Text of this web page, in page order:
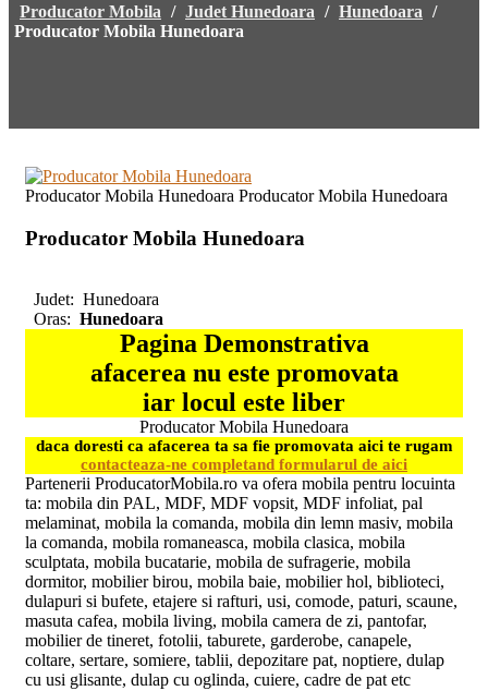
Producator Mobila / Judet Hunedoara / Hunedoara /
Producator Mobila Hunedoara
Producator Mobila Hunedoara Producator Mobila Hunedoara
Producator Mobila Hunedoara
Judet: Hunedoara
Oras: Hunedoara
Pagina Demonstrativa
afacerea nu este promovata
iar locul este liber
Producator Mobila Hunedoara
daca doresti ca afacerea ta sa fie promovata aici te rugam
contacteaza-ne completand formularul de aici
Partenerii ProducatorMobila.ro va ofera mobila pentru locuinta
ta: mobila din PAL, MDF, MDF vopsit, MDF infoliat, pal
melaminat, mobila la comanda, mobila din lemn masiv, mobila
la comanda, mobila romaneasca, mobila clasica, mobila
sculptata, mobila bucatarie, mobila de sufragerie, mobila
dormitor, mobilier birou, mobila baie, mobilier hol, biblioteci,
dulapuri si bufete, etajere si rafturi, usi, comode, paturi, scaune,
masuta cafea, mobila living, mobila camera de zi, pantofar,
mobilier de tineret, fotolii, taburete, garderobe, canapele,
coltare, sertare, somiere, tablii, depozitare pat, noptiere, dulap
cu usi glisante, dulap cu oglinda, cuiere, cadre de pat etc